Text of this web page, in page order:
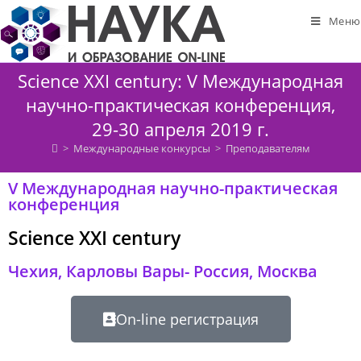
Меню
Science XXI century: V Международная
научно-практическая конференция,
29-30 апреля 2019 г.
> Международные конкурсы > Преподавателям
V Международная научно-практическая
конференция
Science XXI century
Чехия, Карловы Вары- Россия, Москва
On-line регистрация